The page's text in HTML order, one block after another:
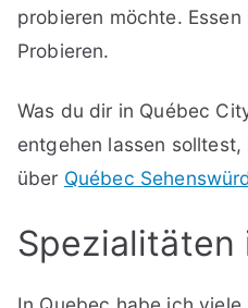
probieren möchte.
Probieren.
Was du dir in Québec
entgehen lassen
über Québec
Spezialitäten